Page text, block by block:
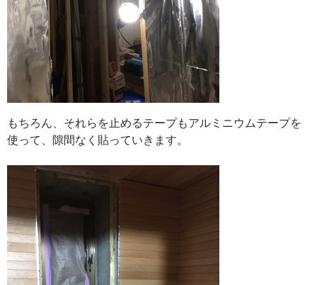
もちろん、それらを止めるテープもアルミニウムテープを
使って、隙間なく貼っていきます。